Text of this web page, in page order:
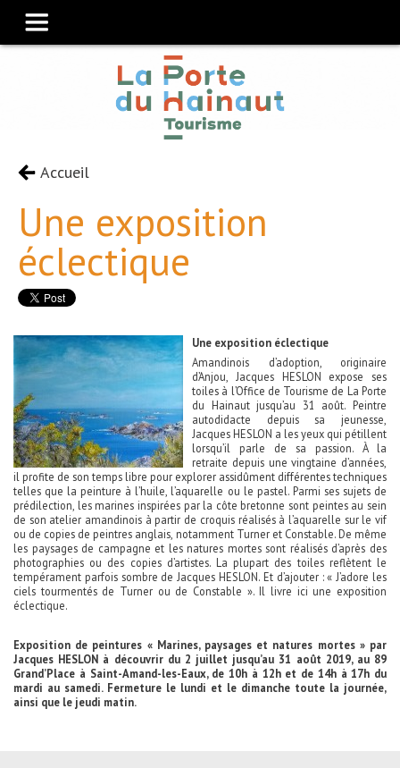
Accueil
Une exposition
éclectique
Une exposition éclectique
Amandinois d’adoption, originaire
d’Anjou, Jacques HESLON expose ses
toiles à l’Office de Tourisme de La Porte
du Hainaut jusqu’au 31 août. Peintre
autodidacte depuis sa jeunesse,
Jacques HESLON a les yeux qui pétillent
lorsqu’il parle de sa passion. À la
retraite depuis une vingtaine d’années,
il profite de son temps libre pour explorer assidûment différentes techniques
telles que la peinture à l’huile, l’aquarelle ou le pastel. Parmi ses sujets de
prédilection, les marines inspirées par la côte bretonne sont peintes au sein
de son atelier amandinois à partir de croquis réalisés à l’aquarelle sur le vif
ou de copies de peintres anglais, notamment Turner et Constable. De même
les paysages de campagne et les natures mortes sont réalisés d’après des
photographies ou des copies d’artistes. La plupart des toiles reflètent le
tempérament parfois sombre de Jacques HESLON. Et d’ajouter : « J’adore les
ciels tourmentés de Turner ou de Constable ». Il livre ici une exposition
éclectique.
Exposition de peintures « Marines, paysages et natures mortes » par
Jacques HESLON à découvrir du 2 juillet jusqu’au 31 août 2019, au 89
Grand’Place à Saint-Amand-les-Eaux, de 10h à 12h et de 14h à 17h du
mardi au samedi. Fermeture le lundi et le dimanche toute la journée,
ainsi que le jeudi matin.